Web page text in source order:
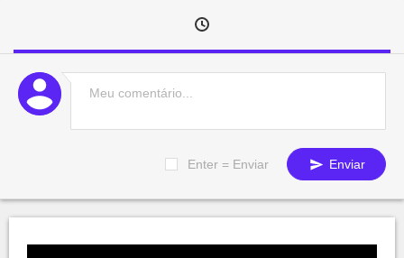
Enter = Enviar Enviar